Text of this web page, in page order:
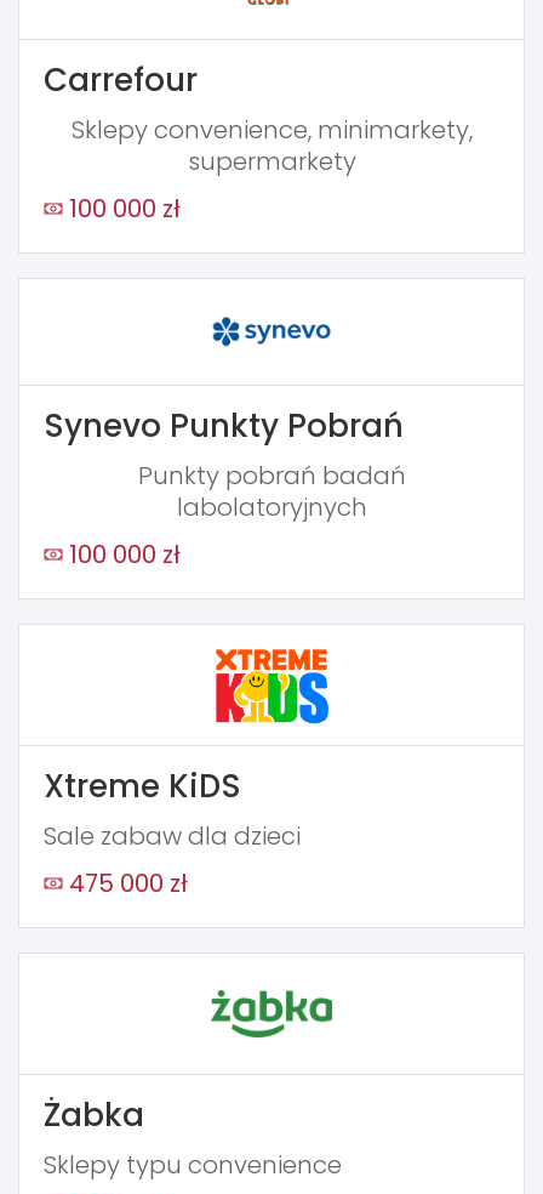
Carrefour
Sklepy convenience, minimarkety,
supermarkety
100 000 zł
Synevo Punkty Pobrań
Punkty pobrań badań
labolatoryjnych
100 000 zł
Xtreme KiDS
Sale zabaw dla dzieci
475 000 zł
Żabka
Sklepy typu convenience